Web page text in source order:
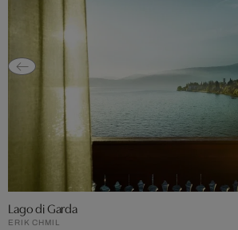
Lago di Garda
ERIK CHMIL